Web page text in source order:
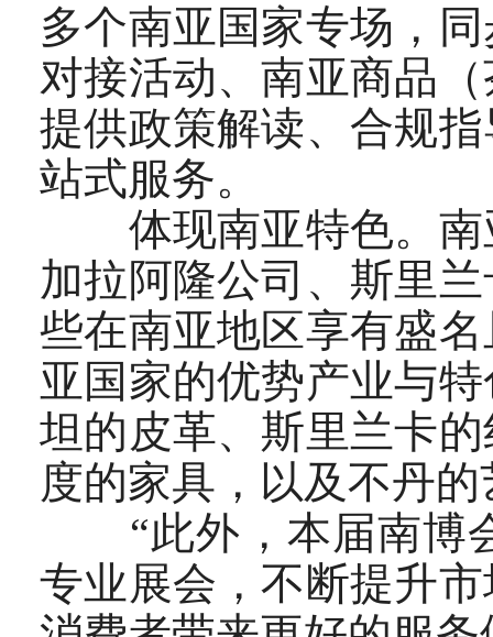
多个南亚国家专场，
对接活动、南亚商品
提供政策解读、合规
站式服务。
体现南亚特色。南
加拉阿隆公司、斯里
些在南亚地区享有盛
亚国家的优势产业与
坦的皮革、斯里兰卡
度的家具，以及不丹
“此外，本届南博会
专业展会，不断提升